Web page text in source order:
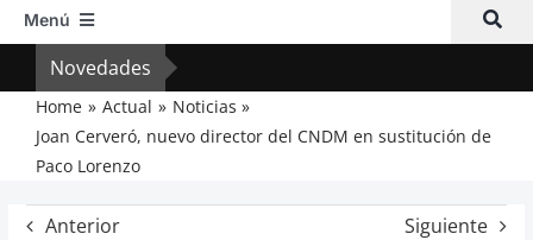
Menú
Inicio
Actual
Artículos
Previos de ópera
Novedades
Home Actual
Noticias
Joan Cerveró, nuevo director del CNDM en sustitución de
Paco Lorenzo
Anterior Siguiente